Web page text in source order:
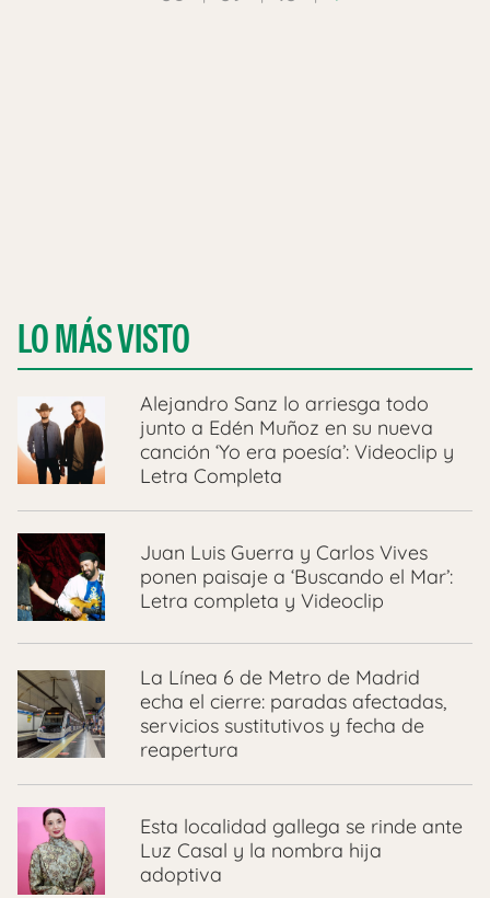
LO MÁS VISTO
Alejandro Sanz lo arriesga todo
junto a Edén Muñoz en su nueva
canción ‘Yo era poesía’: Videoclip y
Letra Completa
Juan Luis Guerra y Carlos Vives
ponen paisaje a ‘Buscando el Mar’:
Letra completa y Videoclip
La Línea 6 de Metro de Madrid
echa el cierre: paradas afectadas,
servicios sustitutivos y fecha de
reapertura
Esta localidad gallega se rinde ante
Luz Casal y la nombra hija
adoptiva